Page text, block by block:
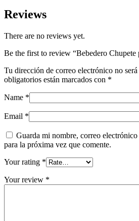
Reviews
There are no reviews yet.
Be the first to review “Bebedero Chupete
Tu dirección de correo electrónico no
obligatorios están marcados con *
Name *
Email *
Guarda mi nombre, correo
para la próxima vez que comente.
Your rating *
Your review *